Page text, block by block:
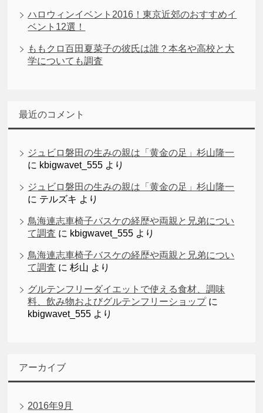
ハロウィンイベント2016！東京近郊のおすすめイ
ベント12選！
ももクロ百田夏菜子の彼氏は誰？本名や高校と大
学についても調査
最近のコメント
ジュビロ磐田の生みの親は「黄金の足」杉山隆一
に kbigwavet_555 より
ジュビロ磐田の生みの親は「黄金の足」杉山隆一
に テルズキ より
鳥海連志車椅子バスケの経歴や両親と兄弟につい
て調査 に kbigwavet_555 より
鳥海連志車椅子バスケの経歴や両親と兄弟につい
て調査 に杉山 より
グルテンフリーダイエットで使える食材、調味
料、飲み物およびグルテンフリーショップに
kbigwavet_555 より
アーカイブ
2016年9月